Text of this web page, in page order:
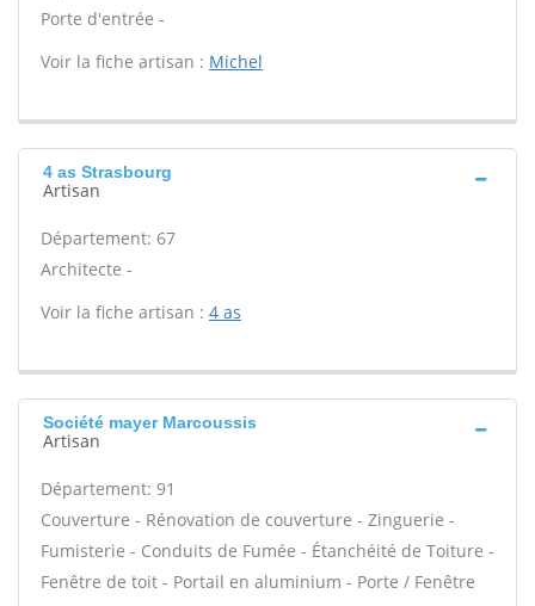
Porte d'entrée -
Voir la fiche artisan : Michel
4 as Strasbourg
Artisan
Département: 67
Architecte -
Voir la fiche artisan : 4 as
Société mayer Marcoussis
Artisan
Département: 91
Couverture - Rénovation de couverture - Zinguerie -
Fumisterie - Conduits de Fumée - Étanchéité de Toiture -
Fenêtre de toit - Portail en aluminium - Porte / Fenêtre